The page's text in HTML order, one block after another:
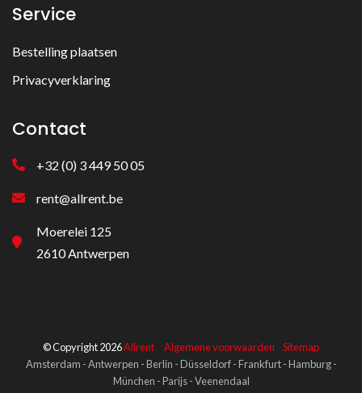
Service
Bestelling plaatsen
Privacyverklaring
Contact
+32 (0) 3 449 50 05
rent@allrent.be
Moerelei 125
2610 Antwerpen
© Copyright 2026Allrent Algemene voorwaarden
Sitemap
Amsterdam - Antwerpen - Berlin - Düsseldorf - Frankfurt - Hamburg -
München - Parijs - Veenendaal